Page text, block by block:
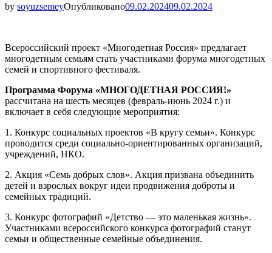
by soyuzsemeyОпубликовано09.02.202409.02.2024
Всероссийский проект «Многодетная Россия» предлагает
многодетным семьям стать участниками форума многодетных
семей и спортивного фестиваля.
Программа Форума «МНОГОДЕТНАЯ РОССИЯ!»
рассчитана на шесть месяцев (февраль-июнь 2024 г.) и
включает в себя следующие мероприятия:
1. Конкурс социальных проектов «В кругу семьи». Конкурс
проводится среди социально-ориентированных организаций,
учреждений, НКО.
2. Акция «Семь добрых слов». Акция призвана объединить
детей и взрослых вокруг идеи продвижения доброты и
семейных традиций.
3. Конкурс фотографий «Детство — это маленькая жизнь».
Участниками всероссийского конкурса фотографий станут
семьи и общественные семейные объединения.